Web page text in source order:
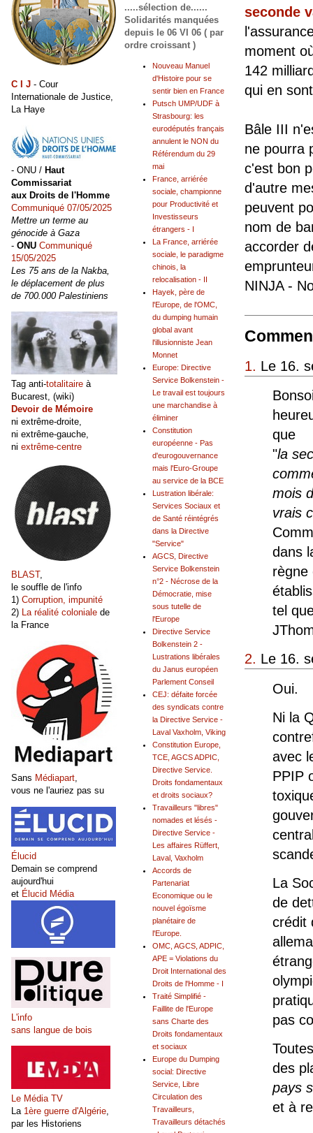
seconde
moment
142
qui en
Bâle III
ne pourra
c'est bon
d'autre
peuvent
nom de
accorder
NINJA -
1. Le 16.
que
"la
mois
vrais
dans
règne
tel
2. Le 16.
Oui.
Ni la
avec
PPIP
La
de
crédit
pas
des
pays
et à
.....sélection de......
Solidarités manquées
depuis le 06 VI 06 ( par
ordre croissant )
Nouveau Manuel
d'Histoire pour se
sentir bien en France
Putsch UMP/UDF à
Strasbourg: les
eurodéputés français
annulent le NON du
Référendum du 29
mai
France, arriérée
sociale, championne
pour Productivité et
Investisseurs
étrangers - I
La France, arriérée
sociale, le paradigme
chinois, la
relocalisation - II
Hayek, père de
l'Europe, de l'OMC,
du dumping humain
global avant
l'illusionniste Jean
Monnet
Europe: Directive
Service Bolkenstein -
Le travail est toujours
une marchandise à
éliminer
Constitution
européenne - Pas
d'eurogouvernance
mais l'Euro-Groupe
au service de la BCE
Lustration libérale:
Services Sociaux et
de Santé réintégrés
dans la Directive
"Service"
AGCS, Directive
Service Bolkenstein
n°2 - Nécrose de la
Démocratie, mise
sous tutelle de
l'Europe
Directive Service
Bolkenstein 2 -
Lustrations libérales
du Janus européen
Parlement Conseil
CEJ: défaite forcée
des syndicats contre
la Directive Service -
Laval Vaxholm, Viking
Constitution Europe,
TCE, AGCS ADPIC,
Directive Service.
Droits fondamentaux
et droits sociaux?
Travailleurs "libres"
nomades et lésés -
Directive Service -
Les affaires Rüffert,
Laval, Vaxholm
Accords de
Partenariat
Economique ou le
nouvel égoïsme
planétaire de
l'Europe.
OMC, AGCS, ADPIC,
APE = Violations du
Droit International des
Droits de l'Homme - I
Traité Simplifié -
Faillite de l'Europe
sans Charte des
Droits fondamentaux
et sociaux
Europe du Dumping
social: Directive
Service, Libre
Circulation des
Travailleurs,
Travailleurs détachés
C I J - Cour
Internationale de Justice,
La Haye
- ONU / Haut
Commissariat
aux Droits de l'Homme
Communiqué 07/05/2025
Mettre un terme au
génocide à Gaza
- ONU Communiqué
15/05/2025
Les 75 ans de la Nakba,
le déplacement de plus
de 700.000 Palestiniens
Tag anti-totalitaire à
Bucarest, (wiki)
Devoir de Mémoire
ni extrême-droite,
ni extrême-gauche,
ni extrême-centre
BLAST,
le souffle de l'info
1) Corruption, impunité
2) La réalité coloniale de
la France
Sans Médiapart,
vous ne l'auriez pas su
Élucid
Demain se comprend
aujourd'hui
et Élucid Média
L'info
sans langue de bois
Le Média TV
La 1ère guerre d'Algérie
par les Historiens